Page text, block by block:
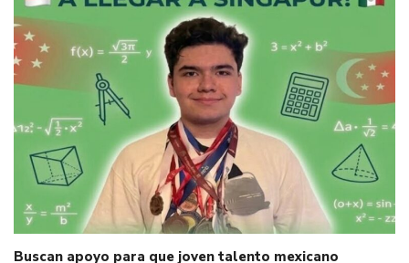
Buscan apoyo para que joven talento mexicano